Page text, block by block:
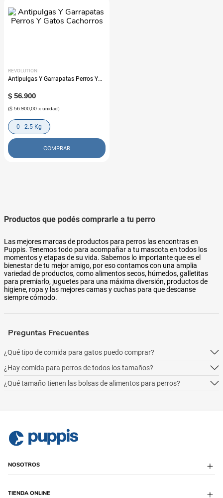
REVOLUTION
Antipulgas Y Garrapatas Perros Y
$ 56.900
($ 56.900,00 x unidad)
0 - 2.5 Kg
COMPRAR
Productos que podés comprarle a tu perro
Las mejores marcas de productos para perros las encontras en
Puppis. Tenemos todo para acompañar a tu mascota en todos los
momentos y etapas de su vida. Sabemos lo importante que es el
bienestar de tu mejor amigo, por eso contamos con una amplia
variedad de productos, como alimentos secos, húmedos, galletitas
para premiarlo, juguetes para una máxima diversión, productos de
higiene, ropa y las mejores camas y cuchas para que descanse
siempre cómodo.
Preguntas Frecuentes
¿Qué tipo de comida para gatos puedo comprar?
Podés comprar online 5 tipos: alimento seco para perros, alimento
húmedo, alimento medicado, para necesidades especialesy alimentos
¿Hay comida para perros de todos los tamaños?
Podés comprar online 5 tipos: alimento seco para perros, alimento
¿Qué tamaño tienen las bolsas de alimentos para perros?
NOSOTROS
TIENDA ONLINE